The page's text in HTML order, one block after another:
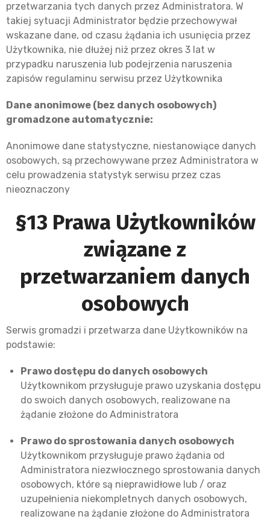
przetwarzania tych danych przez Administratora. W
takiej sytuacji Administrator będzie przechowywał
wskazane dane, od czasu żądania ich usunięcia przez
Użytkownika, nie dłużej niż przez okres 3 lat w
przypadku naruszenia lub podejrzenia naruszenia
zapisów regulaminu serwisu przez Użytkownika
Dane anonimowe (bez danych osobowych)
gromadzone automatycznie:
Anonimowe dane statystyczne, niestanowiące danych
osobowych, są przechowywane przez Administratora w
celu prowadzenia statystyk serwisu przez czas
nieoznaczony
§13 Prawa Użytkowników
związane z
przetwarzaniem danych
osobowych
Serwis gromadzi i przetwarza dane Użytkowników na
podstawie:
Prawo dostępu do danych osobowych
Użytkownikom przysługuje prawo uzyskania dostępu
do swoich danych osobowych, realizowane na
żądanie złożone do Administratora
Prawo do sprostowania danych osobowych
Użytkownikom przysługuje prawo żądania od
Administratora niezwłocznego sprostowania danych
osobowych, które są nieprawidłowe lub / oraz
uzupełnienia niekompletnych danych osobowych,
realizowane na żądanie złożone do Administratora